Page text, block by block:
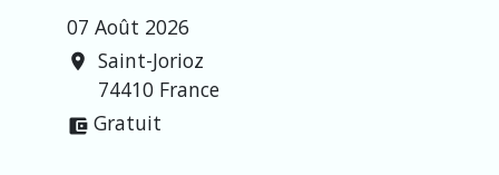
07 Août 2026
location_on Saint-Jorioz
74410 France
account_balance_wallet Gratuit